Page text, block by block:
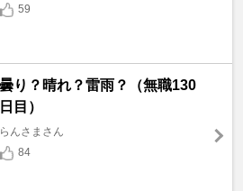
59
曇り？晴れ？雷雨？（無職130
日目）
らんさまさん
84